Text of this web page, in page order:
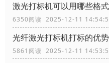
激光打标机可以用哪些格
6350阅读 2025-12-11
光纤激光打标机打标的优
5861阅读 2025-12-11